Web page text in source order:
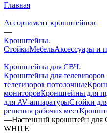
Главная
—
Ассортимент кронштейнов
—
Кронштейны
СтойкиМебельАксессуары и
—
Кронштейны для СВЧ
Кронштейны для телевизоров
телевизоров потолочные
мониторовКронштейны для
для AV-аппаратурыСтойки
решения рабочих мест
—Настенный кронштейн
WHITE